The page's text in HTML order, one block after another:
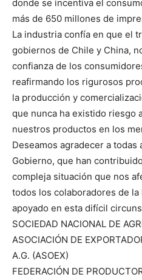
donde se incentiva el
más de 650 millones de
La industria confía en que el
gobiernos de Chile y China,
confianza de los
reafirmando los rigurosos
la producción y
que nunca ha existido riesgo
nuestros productos en los
Deseamos agradecer a
Gobierno, que han
compleja situación que nos
todos los colaboradores de
apoyado en esta difícil
SOCIEDAD NACIONAL DE
ASOCIACIÓN DE
A.G. (ASOEX)
FEDERACIÓN DE